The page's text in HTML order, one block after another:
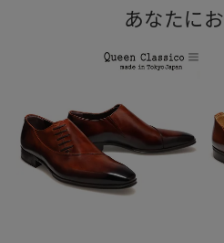
あなたに